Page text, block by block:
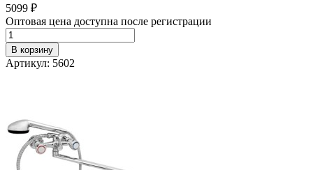
5099 ₽
Оптовая цена доступна после регистрации
В корзину
Артикул: 5602